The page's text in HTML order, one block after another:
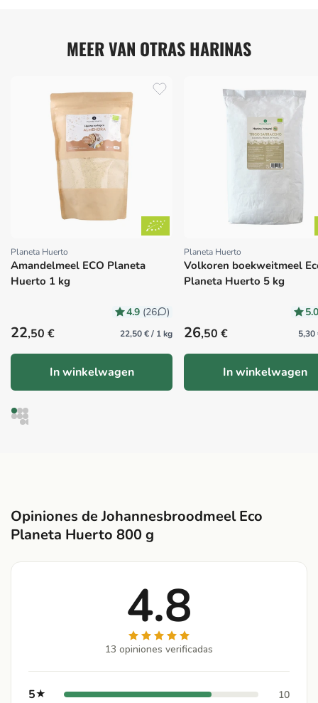
MEER VAN OTRAS HARINAS
Proveedor:
Planeta Huerto
Amandelmeel ECO Planeta
Huerto 1 kg
4.9 (26 )
Precio habitual
22,50 € 22,50 € / 1 kg
In winkelwagen
Proveedor:
Planeta Huerto
Volkoren boekweitmeel
Planeta Huerto 5 kg
Precio habitual
26,50 € 5,30
In winkelwagen
Opiniones de Johannesbroodmeel Eco
Planeta Huerto 800 g
4.8
13 opiniones verificadas
5★ 10